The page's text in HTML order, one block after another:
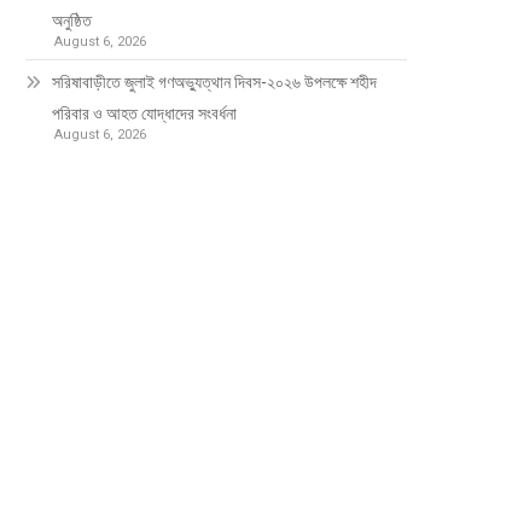
অনুষ্ঠিত
August 6, 2026
সরিষাবাড়ীতে জুলাই গণঅভ্যুত্থান দিবস-২০২৬ উপলক্ষে শহীদ
পরিবার ও আহত যোদ্ধাদের সংবর্ধনা
August 6, 2026